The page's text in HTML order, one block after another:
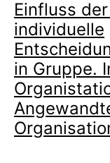
Einfluss
individuelle
in Gruppe.